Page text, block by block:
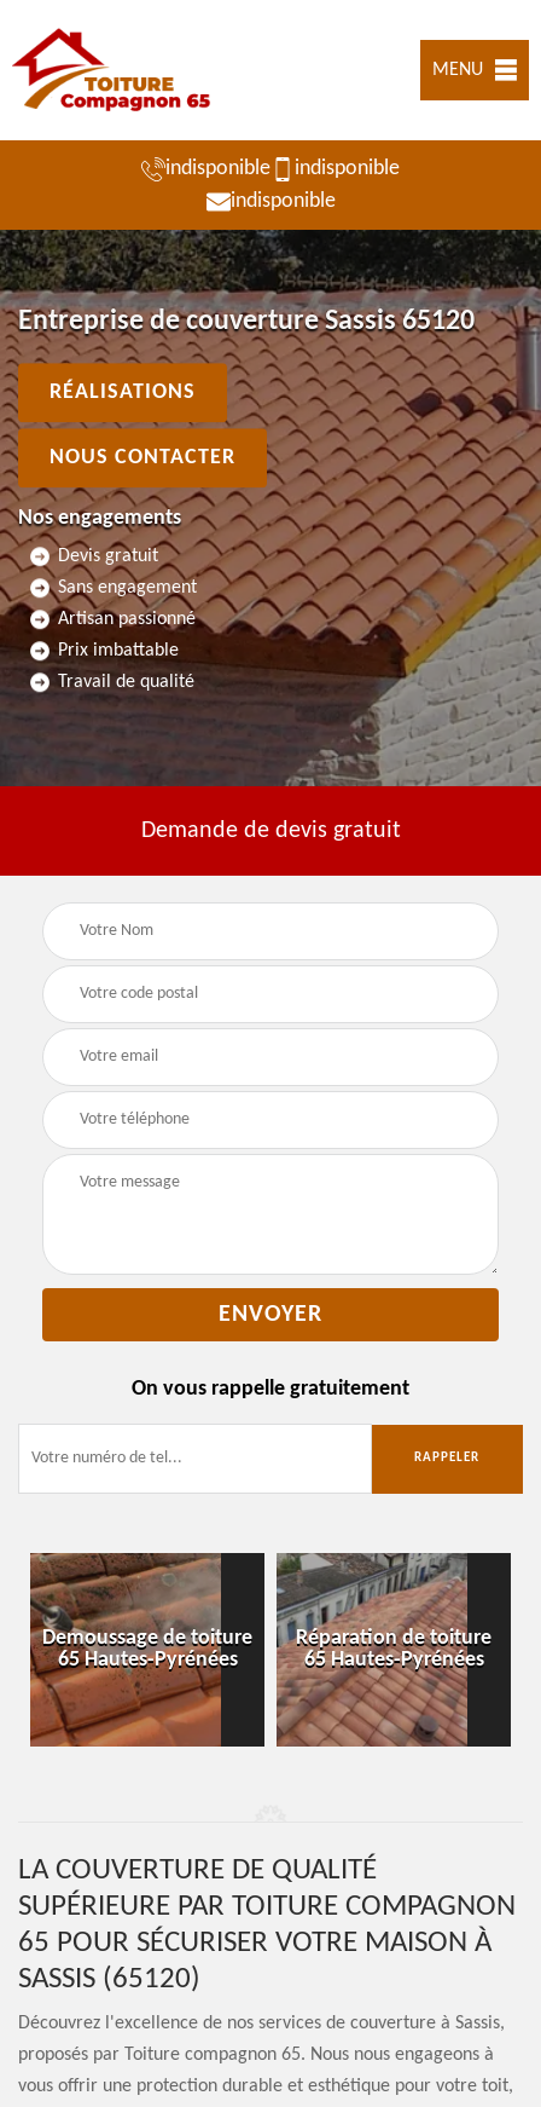
MENU
indisponible
indisponible
indisponible
Entreprise de couverture Sassis 65120
RÉALISATIONS
NOUS CONTACTER
Nos engagements
Devis gratuit
Sans engagement
Artisan passionné
Prix imbattable
Travail de qualité
Demande de devis gratuit
On vous rappelle gratuitement
Demoussage de toiture
65 Hautes-Pyrénées
Réparation de toiture
65 Hautes-Pyrénées
LA COUVERTURE DE QUALITÉ
SUPÉRIEURE PAR TOITURE COMPAGNON
65 POUR SÉCURISER VOTRE MAISON À
SASSIS (65120)
Découvrez l'excellence de nos services de couverture à Sassis,
proposés par Toiture compagnon 65. Nous nous engageons à
vous offrir une protection durable et esthétique pour votre toit,